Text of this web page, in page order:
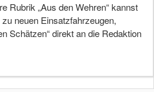
Rubrik „Aus den Wehren“ kannst
neuen Einsatzfahrzeugen,
Schätzen“ direkt an die Redaktion